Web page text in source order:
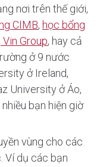
nơi trên thế giới,
CIMB, học bổng
Group, hay cả
ở 9 nước
ở Ireland,
University ở Áo,
bạn hiện giờ
vùng cho các
Ví dụ các bạn